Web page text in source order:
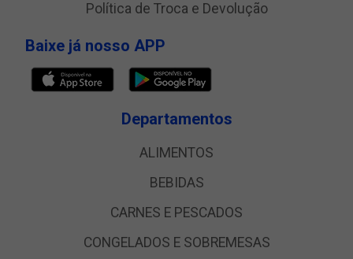
Política de Troca e Devolução
Baixe já nosso APP
Departamentos
ALIMENTOS
BEBIDAS
CARNES E PESCADOS
CONGELADOS E SOBREMESAS